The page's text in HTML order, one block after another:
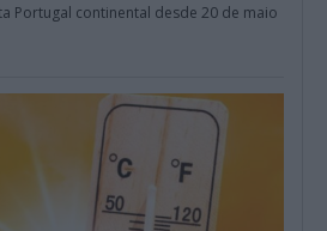
Portugal continental desde 20 de maio